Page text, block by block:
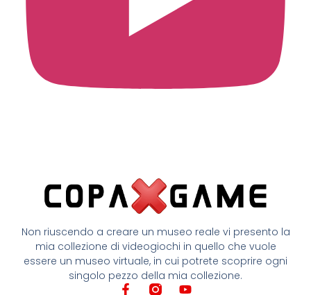
Non riuscendo a creare un museo reale vi presento la
mia collezione di videogiochi in quello che vuole
essere un museo virtuale, in cui potrete scoprire ogni
singolo pezzo della mia collezione.